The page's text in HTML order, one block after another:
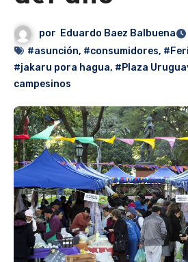
por Eduardo Baez Balbuena
#asunción, #consumidores,
#jakaru pora hagua, #Plaza
campesinos